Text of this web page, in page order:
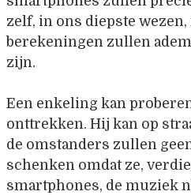
zelf, in ons diepste
berekeningen zullen
zijn.
Een enkeling kan
onttrekken. Hij kan op
de omstanders zullen
schenken omdat ze,
smartphones, de muziek